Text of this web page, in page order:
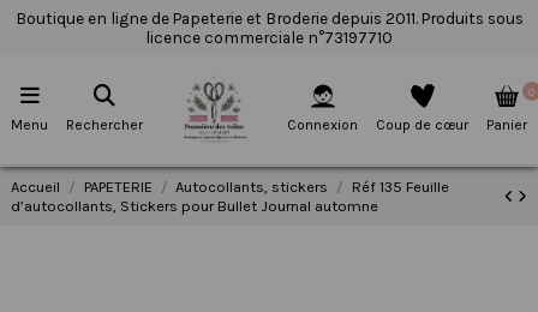
Boutique en ligne de Papeterie et Broderie depuis 2011. Produits sous
licence commerciale n°73197710
Menu Rechercher Connexion Coup de cœur
0
Panier
Accueil PAPETERIE Autocollants, stickers
Réf 135 Feuille
d’autocollants, Stickers pour Bullet Journal automne